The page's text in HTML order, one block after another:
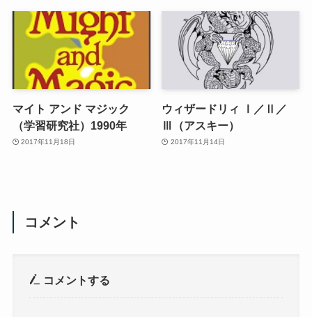
マイト アンド マジック
（学習研究社）1990年
2017年11月18日
ウィザードリィ Ⅰ／Ⅱ／
Ⅲ（アスキー）
2017年11月14日
コメント
コメントする